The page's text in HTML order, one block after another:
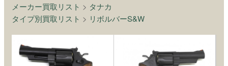
メーカー買取リスト > タナカ
タイプ別買取リスト > リボルバーS&W